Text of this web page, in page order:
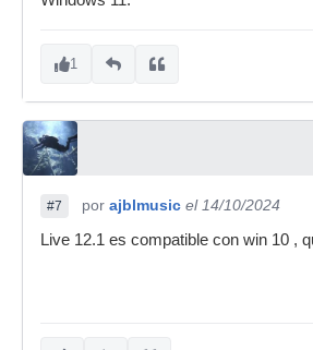
1
#7 por ajblmusic el 14/10/2024
Live 12.1 es compatible con win 10 ,